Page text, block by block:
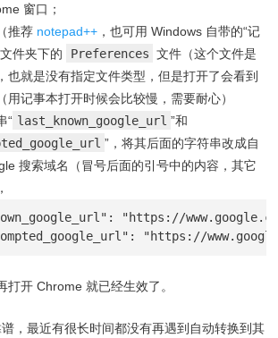
窗口；
推荐 notepad++ ，也可用 Windows 自带的“记
件夹下的
Preferences 文件（这个文件是
也就是没有指定文件类型，但是打开了会看到
用记事本打开时候会比较慢，需要耐心）
“ last_known_google_url ”和
”，将其后面的字符串改成自
搜索域名（冒号后面的引号中的内容，其它
"https://
"https://
打开 Chrome 就已经生效了。
，最近有很长时间都没有再遇到自动转换到其